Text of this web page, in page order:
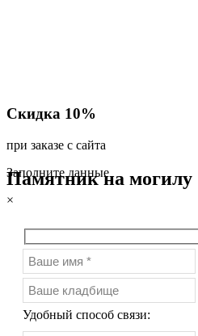
Скидка 10%
при заказе с сайта
Памятник на могилу
Заполните данные
×
Удобный способ связи: